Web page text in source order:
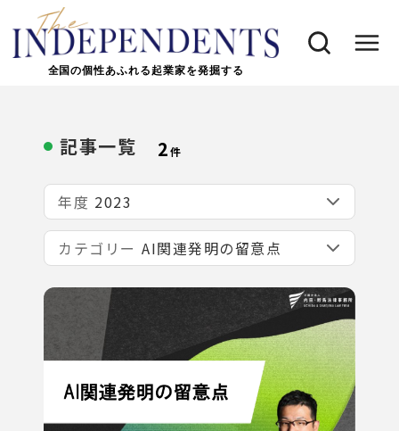
全国の個性あふれる起業家を発掘する
記事一覧 2件
年度
カテゴリー